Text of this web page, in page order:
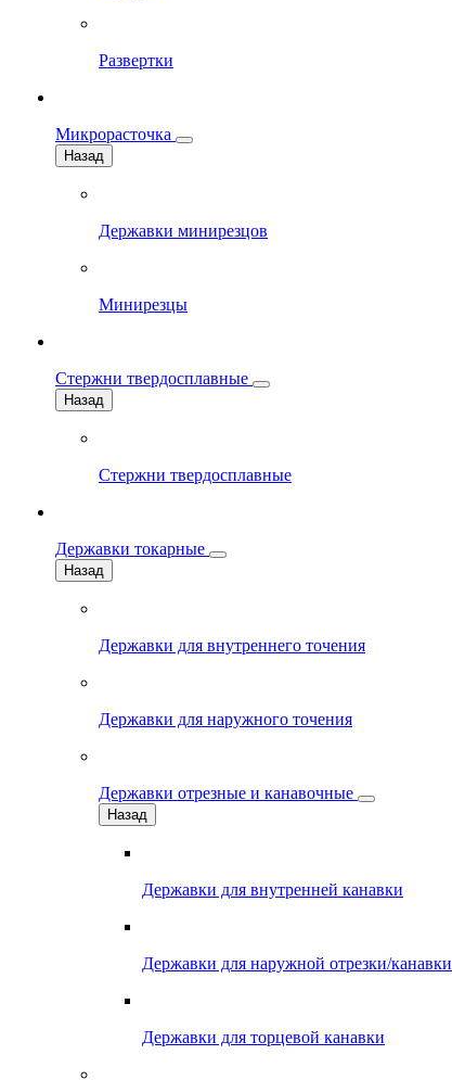
Развертки
Микрорасточка
Назад
Державки минирезцов
Минирезцы
Стержни твердосплавные
Назад
Стержни твердосплавные
Державки токарные
Назад
Державки для внутреннего точения
Державки для наружного точения
Державки отрезные и канавочные
Назад
Державки для внутренней канавки
Державки для наружной отрезки/канавки
Державки для торцевой канавки